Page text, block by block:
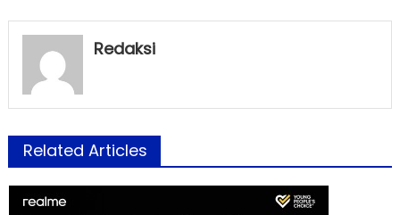
Redaksi
Related Articles